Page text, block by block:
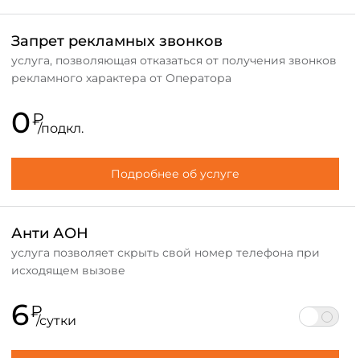
Запрет рекламных звонков
услуга, позволяющая отказаться от получения звонков
рекламного характера от Оператора
0₽/подкл.
Подробнее об услуге
Анти АОН
услуга позволяет скрыть свой номер телефона при
исходящем вызове
6₽/сутки